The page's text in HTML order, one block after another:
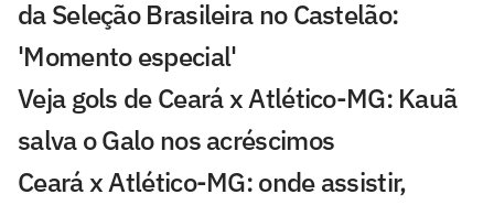
da Seleção Brasileira no Castelão:
'Momento especial'
Veja gols de Ceará x Atlético-MG: Kauã
salva o Galo nos acréscimos
Ceará x Atlético-MG: onde assistir,